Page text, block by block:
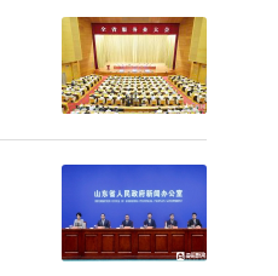
中国共产
共筑幸福
玖玺学苑